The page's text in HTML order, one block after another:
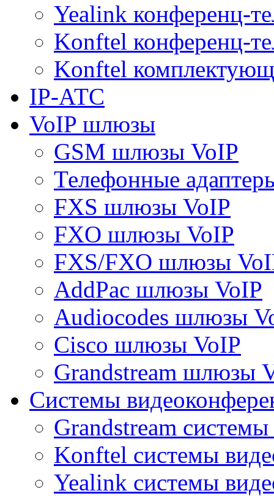
Yealink конференц-
Konftel конференц-
Konftel
IP-АТС
VoIP шлюзы
GSM шлюзы VoIP
Телефонные
FXS шлюзы VoIP
FXO шлюзы VoIP
FXS/FXO шлюзы
AddPac шлюзы VoIP
Audiocodes шлюзы
Cisco шлюзы VoIP
Grandstream шлюзы
Системы
Grandstream
Konftel системы
Yealink системы